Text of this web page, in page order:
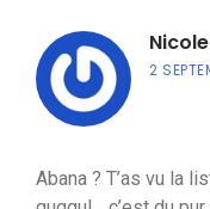
2
Abana ? T’as vu la